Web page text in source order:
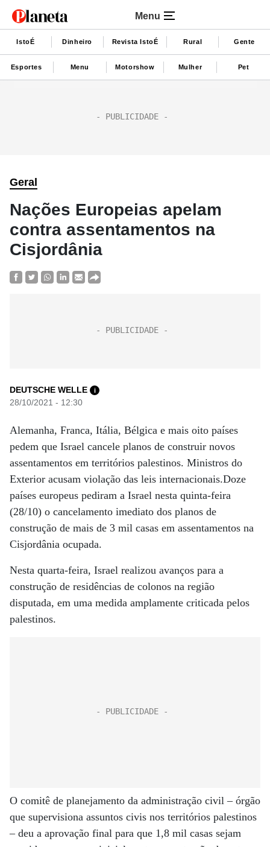
Menu
IstoÉ Dinheiro Revista IstoÉ Rural Gente
Esportes Menu Motorshow Mulher Pet
Geral
Nações Europeias apelam
contra assentamentos na
Cisjordânia
DEUTSCHE WELLE i
28/10/2021 - 12:30
Alemanha, Franca, Itália, Bélgica e mais oito países
pedem que Israel cancele planos de construir novos
assentamentos em territórios palestinos. Ministros do
Exterior acusam violação das leis internacionais.Doze
países europeus pediram a Israel nesta quinta-feira
(28/10) o cancelamento imediato dos planos de
construção de mais de 3 mil casas em assentamentos na
Cisjordânia ocupada.
Nesta quarta-feira, Israel realizou avanços para a
construção de residências de colonos na região
disputada, em uma medida amplamente criticada pelos
palestinos.
O comitê de planejamento da administração civil – órgão
que supervisiona assuntos civis nos territórios palestinos
– deu a aprovação final para que 1,8 mil casas sejam